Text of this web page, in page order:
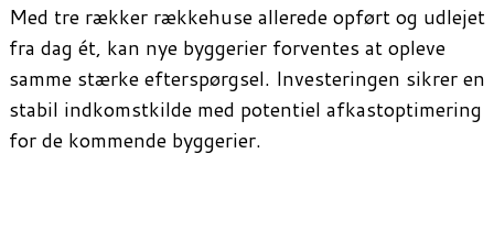
Med tre rækker rækkehuse allerede opført og udlejet
fra dag ét, kan nye byggerier forventes at opleve
samme stærke efterspørgsel. Investeringen sikrer en
stabil indkomstkilde med potentiel afkastoptimering
for de kommende byggerier.